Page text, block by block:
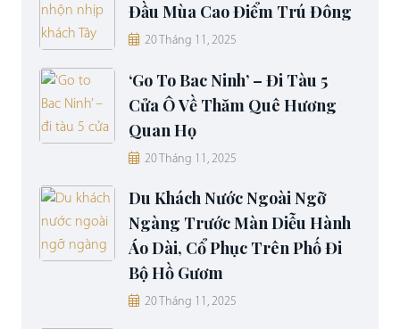
Đầu Mùa Cao Điểm Trú Đông
20 Tháng 11, 2025
‘Go To Bac Ninh’ – Đi Tàu 5
Cửa Ô Về Thăm Quê Hương
Quan Họ
20 Tháng 11, 2025
Du Khách Nước Ngoài Ngỡ
Ngàng Trước Màn Diễu Hành
Áo Dài, Cổ Phục Trên Phố Đi
Bộ Hồ Gươm
20 Tháng 11, 2025